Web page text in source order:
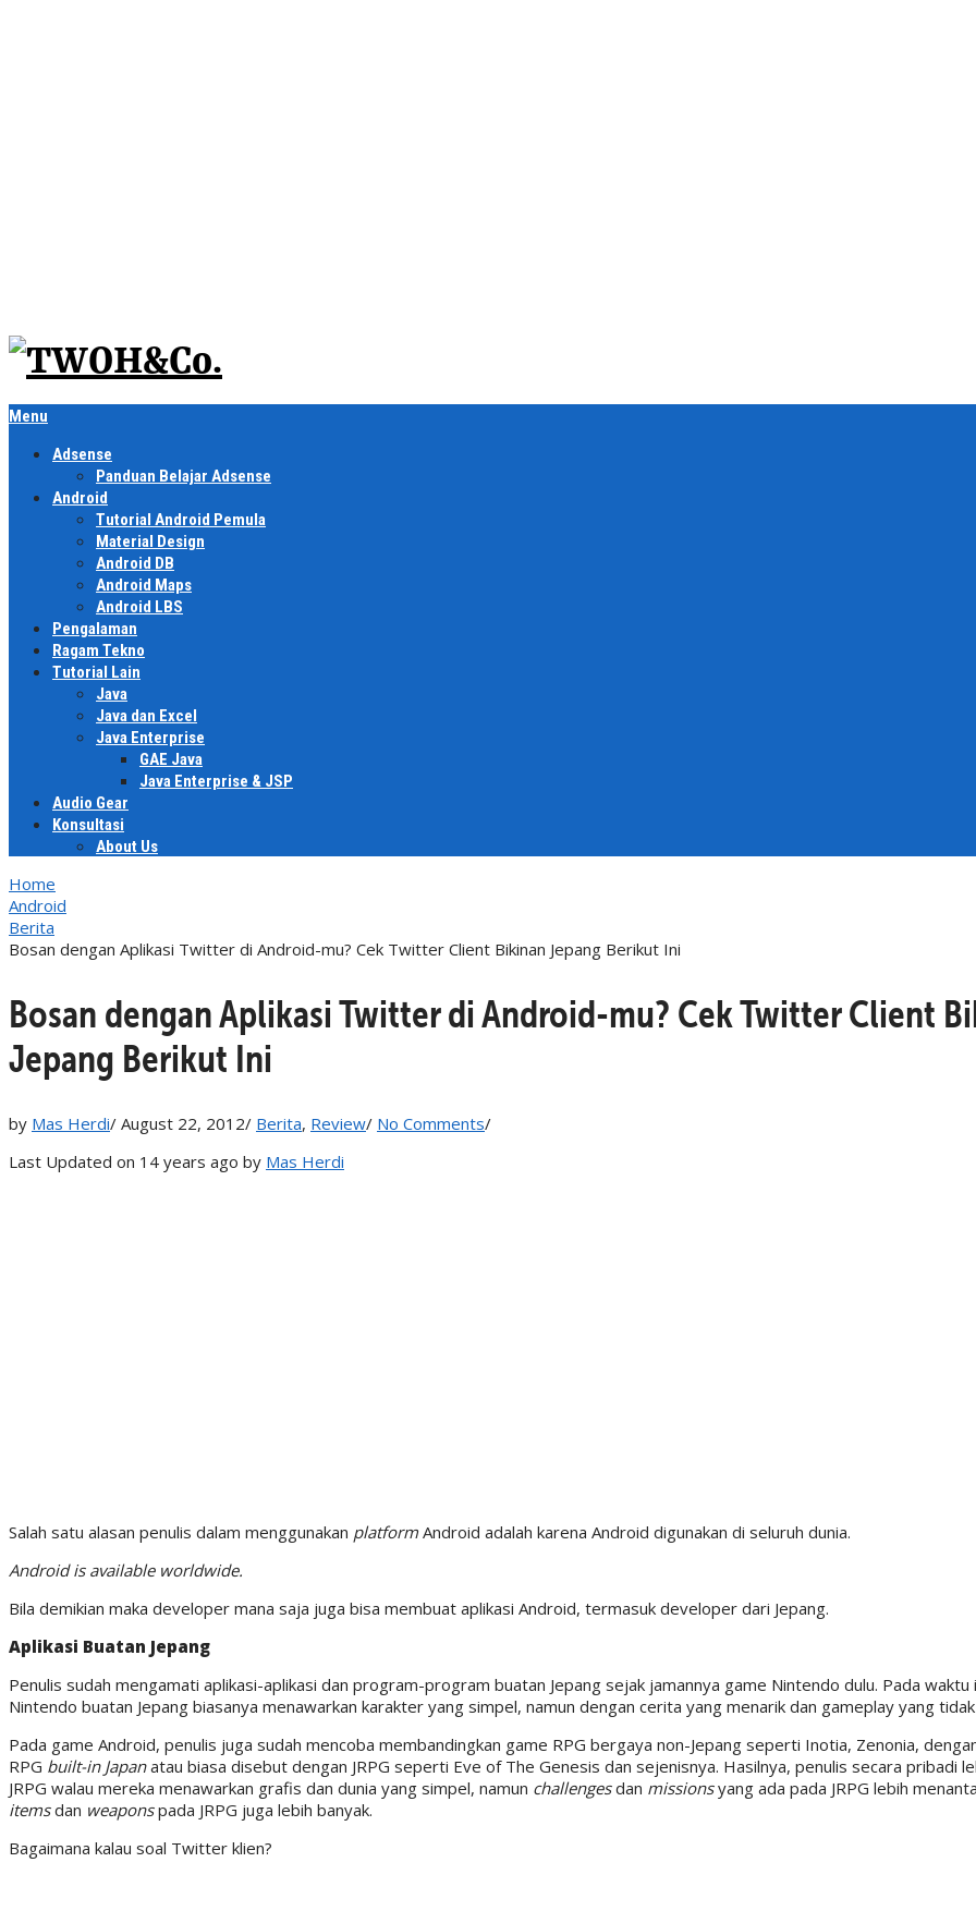
Menu
Adsense
Panduan Belajar Adsense
Android
Tutorial Android Pemula
Material Design
Android DB
Android Maps
Android LBS
Pengalaman
Ragam Tekno
Tutorial Lain
Java
Java dan Excel
Java Enterprise
GAE Java
Java Enterprise & JSP
Audio Gear
Konsultasi
About Us
Home
Android
Berita
Bosan dengan Aplikasi Twitter di Android-mu? Cek Twitter Client Bikinan Jepang Berikut Ini
Bosan dengan Aplikasi Twitter di Android-mu? Cek Twitter Client
Jepang Berikut Ini
by Mas Herdi/ August 22, 2012/ Berita, Review/ No Comments/
Last Updated on 14 years ago by Mas Herdi
Salah satu alasan penulis dalam menggunakan platform Android adalah karena Android digunakan di seluruh dunia.
Android is available worldwide.
Bila demikian maka developer mana saja juga bisa membuat aplikasi Android, termasuk developer dari Jepang.
Aplikasi Buatan Jepang
Penulis sudah mengamati aplikasi-aplikasi dan program-program buatan Jepang sejak jamannya game Nintendo dulu. Pada waktu
Nintendo buatan Jepang biasanya menawarkan karakter yang simpel, namun dengan cerita yang menarik dan gameplay yang
Pada game Android, penulis juga sudah mencoba membandingkan game RPG bergaya non-Jepang seperti Inotia, Zenonia,
RPG built-in Japanatau biasa disebut dengan JRPG seperti Eve of The Genesis dan sejenisnya. Hasilnya, penulis secara pribadi
JRPG walau mereka menawarkan grafis dan dunia yang simpel, namun challengesdan missionsyang ada pada JRPG lebih
itemsdan weaponspada JRPG juga lebih banyak.
Bagaimana kalau soal Twitter klien?